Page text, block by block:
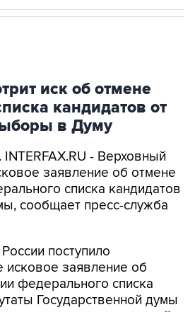
иск об отмене
кандидатов от
в Думу
- Верховный
списка кандидатов
сообщает пресс-служба
поступило
федерального списка
Государственной думы
политической
- заявили в суде.